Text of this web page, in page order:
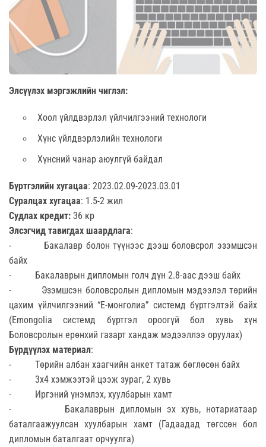
Элсүүлэх мэргэжлийн чиглэл:
Хоол үйлдвэрлэл үйлчилгээний технологи
Хүнс үйлдвэрлэлийн технологи
Хүнсний чанар аюулгүй байдал
Бүртгэлийн хугацаа: 2023.02.09-2023.03.01
Суралцах хугацаа: 1.5-2 жил
Судлах кредит: 36 кр
Элсэгчид тавигдах шаардлага:
- Бакалавр болон түүнээс дээш боловсрол эзэмшсэн
байх
- Бакалаврын дипломын голч дүн 2.8-аас дээш байх
- Эзэмшсэн боловсролын дипломын мэдээлэл төрийн
цахим үйлчилгээний “Е-монголиа” системд бүртгэлтэй байх
(Emongolia системд бүртгэл ороогүй бол хувь хүн
Боловсролын ерөнхий газарт хандаж мэдээллээ оруулах)
Бүрдүүлэх материал:
- Төрийн албан хаагчийн анкет татаж бөглөсөн байх
- 3х4 хэмжээтэй цээж зураг, 2 хувь
- Иргэний үнэмлэх, хуулбарын хамт
- Бакалаврын дипломын эх хувь, нотариатаар
баталгаажуулсан хуулбарын хамт (Гадаадад төгссөн бол
дипломын баталгаат орчуулга)